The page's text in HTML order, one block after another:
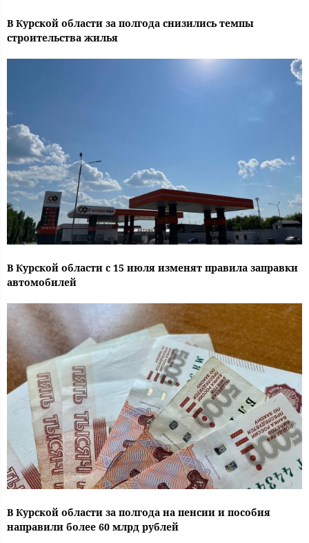
В Курской области за полгода снизились темпы
строительства жилья
В Курской области с 15 июля изменят правила заправки
автомобилей
В Курской области за полгода на пенсии и пособия
направили более 60 млрд рублей